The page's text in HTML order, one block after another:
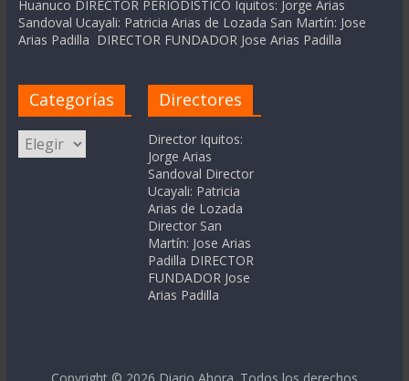
Huanuco DIRECTOR PERIODÍSTICO Iquitos: Jorge Arias
Sandoval Ucayali: Patricia Arias de Lozada San Martín: Jose
Arias Padilla DIRECTOR FUNDADOR Jose Arias Padilla
Categorías
Categorías
Directores
Director Iquitos:
Jorge Arias
Sandoval Director
Ucayali: Patricia
Arias de Lozada
Director San
Martín: Jose Arias
Padilla DIRECTOR
FUNDADOR Jose
Arias Padilla